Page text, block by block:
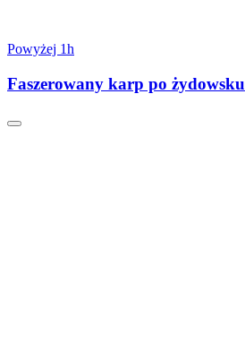
Powyżej 1h
Faszerowany karp po żydowsku